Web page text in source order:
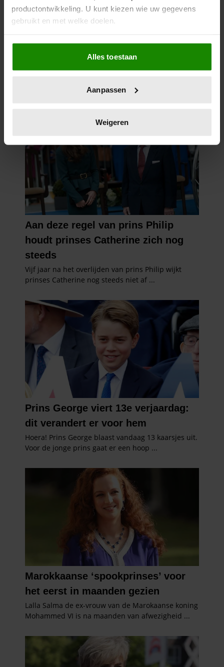
productontwikkeling. U kunt kiezen wie uw gegevens
gebruikt en met welke doelen.
Als u het toestaat, willen we ook graag:
Informatie verzamelen over uw geografische
locatie, die tot een paar meter nauwkeurig kan zijn
scannen op specifieke eigenschappen (fingerprinting)
verwerkt en stel uw voorkeuren in het
intrekken in de Cookieverklaring.
We gebruiken cookies om content en advertenties te
personaliseren, om functies voor social media te bieden
en om ons websiteverkeer te analyseren. Ook delen we
informatie over uw gebruik van onze site met onze
partners voor social media, adverteren en analyse. Deze
partners kunnen deze gegevens combineren met andere
informatie die u aan ze heeft verstrekt of die ze hebben
verzameld op basis van uw gebruik van hun services. U
gebruiken.
Alles toestaan
Aanpassen
Weigeren
23 april 2026
KATE EN CAMILLA HEBBEN EEN
GESPANNEN BAND: DÍT IS DE
REDEN